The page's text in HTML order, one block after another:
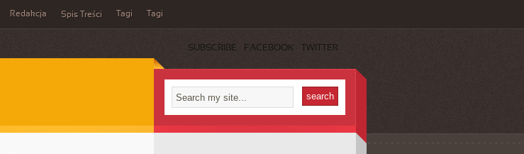
Redakcja Spis Treści Tagi Tagi
SUBSCRIBE FACEBOOK TWITTER